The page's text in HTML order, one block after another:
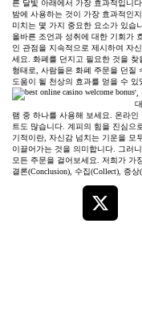
른 달빛 아래에서 가장 효과적입니
밤에 사용하는 것이 가장 효과적인
미치는 몇 가지 중요한 요소가 있습
올바른 조언과 성취에 대한 기회가
인 관점을 지속적으로 제시하여 자
세요. 화폐를 던지고 필요한 것을
형태로, 사람들은 화폐 주문을 던질
도움이 될 천상의 효과를 얻을 수 있
',
램 중 하나를 사용해 보세요. 온라
트도 많습니다. 계피의 힘을 진심으
기적이란, 자신감 넘치는 기운을 모
이끌어가는 것을 의미합니다. 그러
모든 주문을 걸어보세요. 저희가 가
결론(Conclusion), 수집(Collect), 증